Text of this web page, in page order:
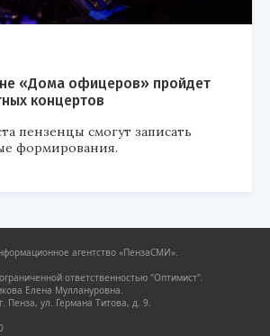
«Дома офицеров» пройдет
концертов
пензенцы смогут записать
формирования.
агентство «ПензаСМИ».
ответственностью "Оптимист".
Елена Муллануровна.
Пенза, ул. Германа Титова, д. 9.